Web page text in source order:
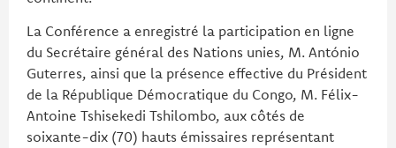
La Conférence a enregistré la participation en ligne
du Secrétaire général des Nations unies, M. António
Guterres, ainsi que la présence effective du Président
de la République Démocratique du Congo, M. Félix-
Antoine Tshisekedi Tshilombo, aux côtés de
soixante-dix (70) hauts émissaires représentant